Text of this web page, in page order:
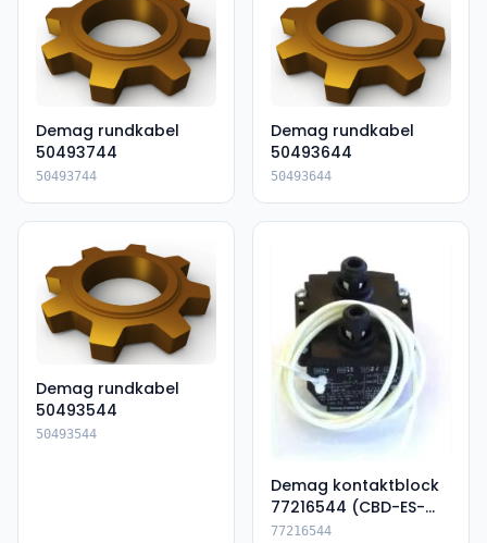
Demag rundkabel
50493744
50493744
Demag rundkabel
50493644
50493644
Demag rundkabel
50493544
50493544
Demag kontaktblock
77216544 (CBD-ES-
DSK)
77216544